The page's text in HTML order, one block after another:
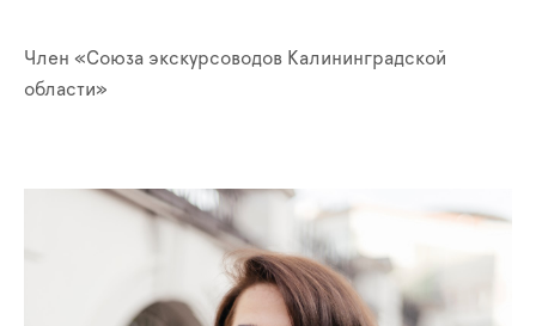
Член «Союза экскурсоводов Калининградской
области»